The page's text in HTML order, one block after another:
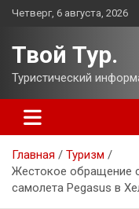
Перейти
Четверг, 6 августа, 2026
Твой Тур.
Туристический
Главная
Туризм
Жестокое обращение
самолета Pegasus в